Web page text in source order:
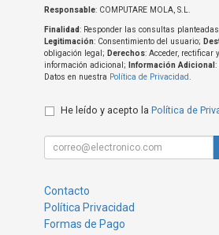
Responsable: COMPUTARE MOLA, S.L.
Finalidad: Responder las consultas
Legitimación: Consentimiento del usuario;
obligación legal; Derechos: Acceder, rectificar
información adicional;
Información Adicional :
Datos en nuestra Política de Privacidad.
He leído y acepto la Política de
Contacto
Política Privacidad
Formas de Pago